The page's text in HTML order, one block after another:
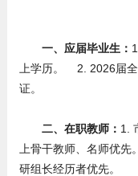
一、应届毕业生：
上学历。 2. 2026届
证。
二、在职教师： 1.
上骨干教师、名师优
研组长经历者优先。